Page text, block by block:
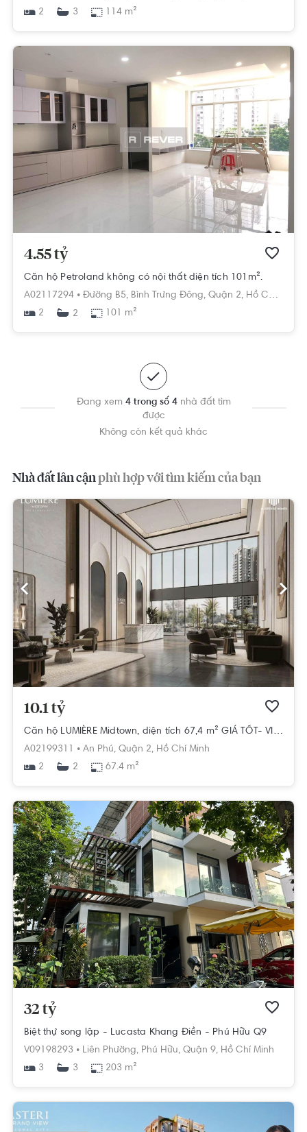
2
3 114 m²
4.55 tỷ
Căn hộ Petroland không có nội thất diện tích 101m².
A02117294 • Đường B5, Bình Trưng Đông, Quận 2, Hồ Chí Minh
2
2 101 m²
Đang xem 4 trong số 4nhà đất tìm
được
Không còn kết quả khác
Nhà đất lân cậnphù hợp với tìm kiếm của bạn
10.1 tỷ
Căn hộ LUMIÈRE Midtown, diện tích 67,4 m² GIÁ TỐT- VIEW ĐẸP
A02199311 • An Phú, Quận 2, Hồ Chí Minh
2
2 67.4 m²
32 tỷ
Biệt thự song lập - Lucasta Khang Điền - Phú Hữu Q9
V09198293 • Liên Phường, Phú Hữu, Quận 9, Hồ Chí Minh
3
3 203 m²